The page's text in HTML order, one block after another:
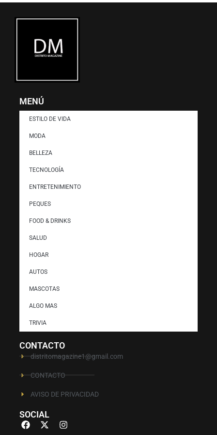
MENÚ
ESTILO DE VIDA
MODA
BELLEZA
TECNOLOGÍA
ENTRETENIMIENTO
PEQUES
FOOD & DRINKS
SALUD
HOGAR
AUTOS
MASCOTAS
ALGO MAS
TRIVIA
CONTACTO
distritomagazine1@gmail.com
CONTACTO
AVISO DE PRIVACIDAD
SOCIAL